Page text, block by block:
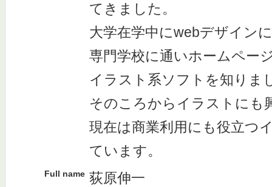
てきました。
大学在学中にwebデザイン
専門学校に通いホームペー
イラスト系ソフトを知りま
そのころからイラストにも
現在は商業利用にも役立つ
ています。
Full name 荻原伸一